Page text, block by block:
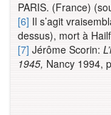
PARIS. (France)
[6] Il s’agit
dessus), mort à
[7] Jérôme Scorin:
1945, Nancy 1994,